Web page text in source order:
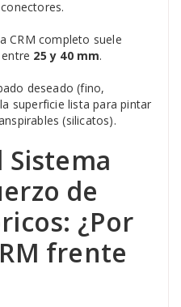
CRM completo suele
25 y 40 mm.
deseado (fino,
superficie lista para pintar
(silicatos).
Sistema
de
¿Por
frente